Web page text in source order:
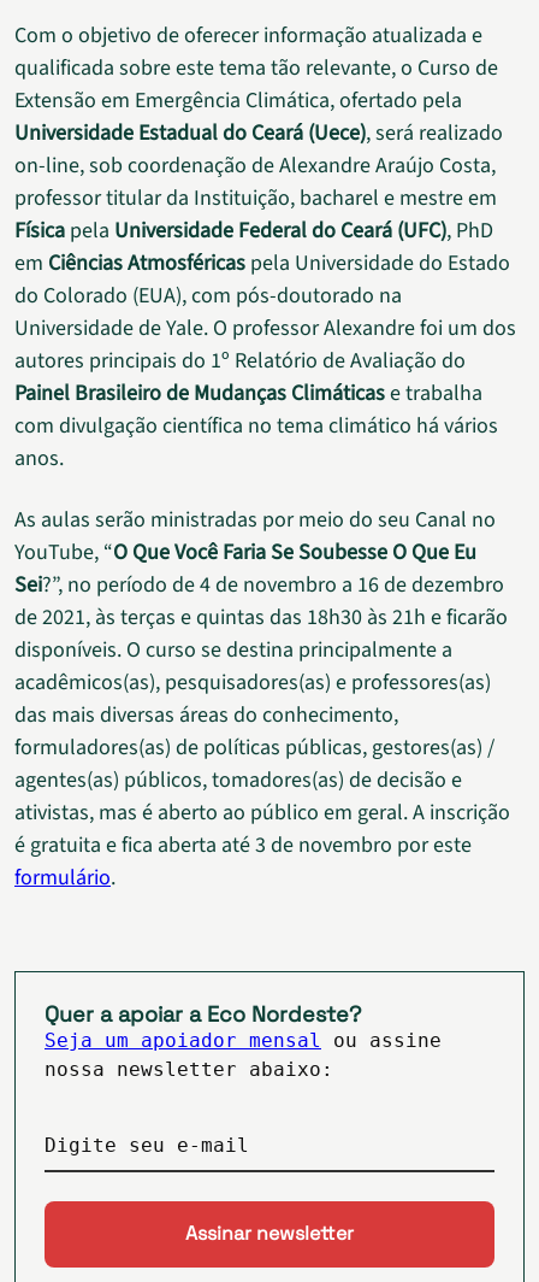
Com o objetivo de oferecer informação atualizada e
qualificada sobre este tema tão relevante, o Curso de
Extensão em Emergência Climática, ofertado pela
Universidade Estadual do Ceará (Uece), será realizado
on-line, sob coordenação de Alexandre Araújo Costa,
professor titular da Instituição, bacharel e mestre em
Física pela Universidade Federal do Ceará (UFC), PhD
em Ciências Atmosféricas pela Universidade do Estado
do Colorado (EUA), com pós-doutorado na
Universidade de Yale. O professor Alexandre foi um dos
autores principais do 1º Relatório de Avaliação do
Painel Brasileiro de Mudanças Climáticase trabalha
com divulgação científica no tema climático há vários
anos.
As aulas serão ministradas por meio do seu Canal no
YouTube, “O Que Você Faria Se Soubesse O Que Eu
Sei?”, no período de 4 de novembro a 16 de dezembro
de 2021, às terças e quintas das 18h30 às 21h e ficarão
disponíveis. O curso se destina principalmente a
acadêmicos(as), pesquisadores(as) e professores(as)
das mais diversas áreas do conhecimento,
formuladores(as) de políticas públicas, gestores(as) /
agentes(as) públicos, tomadores(as) de decisão e
ativistas, mas é aberto ao público em geral. A inscrição
é gratuita e fica aberta até 3 de novembro por este
formulário.
Quer a apoiar a Eco Nordeste?
Seja um apoiador mensal
ou assine
nossa newsletter abaixo:
Digite seu e-mail